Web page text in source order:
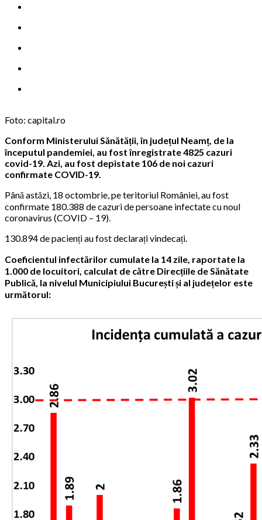
Foto: capital.ro
Conform Ministerului Sănătății, în județul Neamț, de la
începutul pandemiei, au fost înregistrate 4825 cazuri
covid-19. Azi, au fost depistate 106 de noi cazuri
confirmate COVID-19.
Până astăzi, 18 octombrie, pe teritoriul României, au fost
confirmate 180.388 de cazuri de persoane infectate cu noul
coronavirus (COVID – 19).
130.894 de pacienți au fost declarați vindecați.
Coeficientul infectărilor cumulate la 14 zile, raportate la
1.000 de locuitori, calculat de către Direcțiile de Sănătate
Publică, la nivelul Municipiului București și al județelor este
următorul: